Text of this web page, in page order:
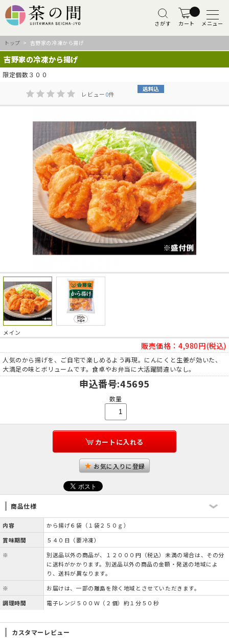
さがす カート メニュー
トップ > 吉野家の冷凍から揚げ
吉野家の冷凍から揚げ
限定個数３００
レビュー0件
メイン
販売価格： 4,980円(税込)
人気のから揚げを、ご自宅で楽しめるよう再現。にんにくと生姜が効いた、
大満足の味とボリュームです。食卓やお弁当に大活躍間違いなし。
申込番号:45695
数量
カートに入れる
お気に入りに登録
商品仕様
内容
から揚げ６袋（１袋２５０ｇ）
賞味期間
５４０日（要冷凍）
※
別送品以外の商品が、１２０００円（税込）未満の場合は、その分
に送料がかかります。別送品以外の商品の金額・発送の地域によ
り、送料が異なります。
※
お届けは、一部の離島を除く地域とさせていただきます。
調理時間
電子レンジ５００Ｗ（２個）約１分５０秒
カスタマーレビュー